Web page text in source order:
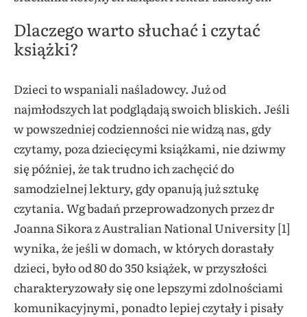
Dlaczego warto słuchać i czytać
książki?
Dzieci to wspaniali naśladowcy. Już od
najmłodszych lat podglądają swoich bliskich. Jeśli
w powszedniej codzienności nie widzą nas, gdy
czytamy, poza dziecięcymi książkami, nie dziwmy
się później, że tak trudno ich zachęcić do
samodzielnej lektury, gdy opanują już sztukę
czytania. Wg badań przeprowadzonych przez dr
Joanna Sikora z Australian National University [1]
wynika, że jeśli w domach, w których dorastały
dzieci, było od 80 do 350 książek, w przyszłości
charakteryzowały się one lepszymi zdolnościami
komunikacyjnymi, ponadto lepiej czytały i pisały